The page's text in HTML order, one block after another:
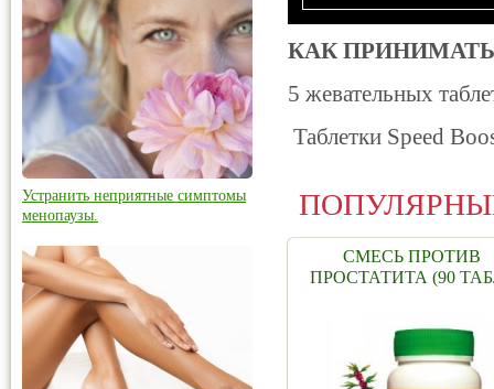
КАК
5 жевательных
Таблетки Speed
СМЕСЬ ПРОТИВ
ПРОСТАТИТА (90
Устранить неприятные симптомы
менопаузы.